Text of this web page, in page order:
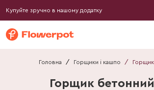
Купуйте зручно в нашому додатку
Головна / Горщики і кашпо /
Горщик бетонний